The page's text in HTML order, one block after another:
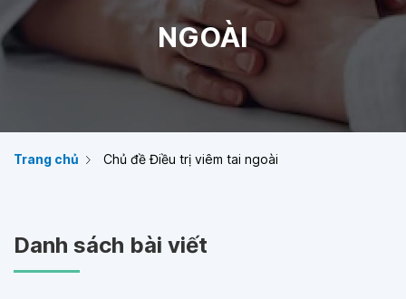
NGOÀI
Trang chủ Chủ đề Điều trị viêm tai ngoài
Danh sách bài viết